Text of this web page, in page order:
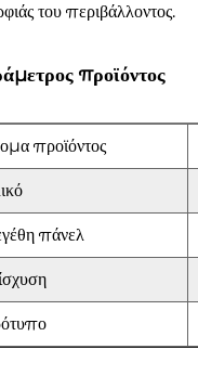
του περιβάλλοντος.
προϊόντος
προϊόντος
πάνελ